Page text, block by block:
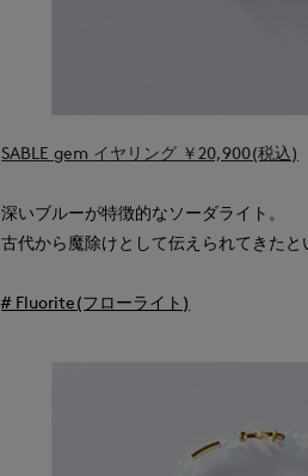
SABLE gem イヤリング ￥20,900(税込)
深いブルーが特徴的なソーダライト。
古代から魔除けとして伝えられてきた
# Fluorite(フローライト)